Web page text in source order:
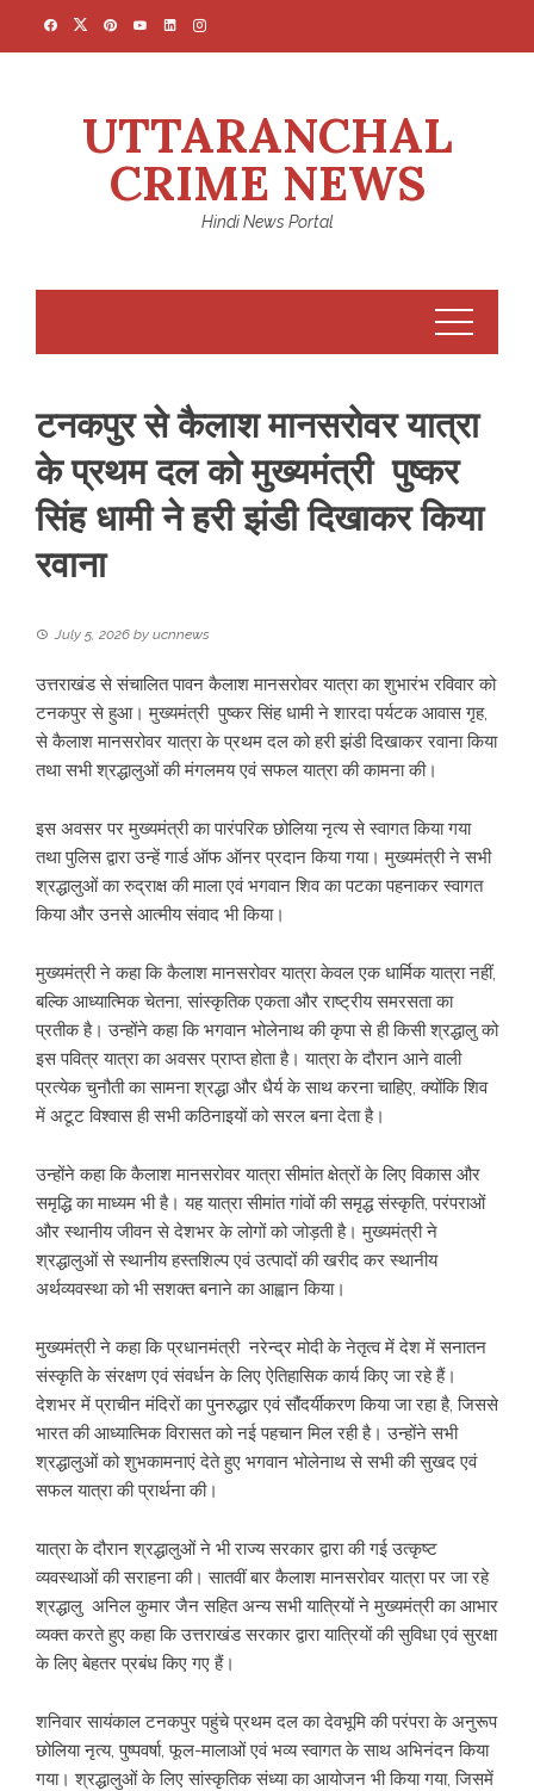
UTTARANCHAL
CRIME NEWS
Hindi News Portal
टनकपुर से कैलाश मानसरोवर यात्रा
के प्रथम दल को मुख्यमंत्री पुष्कर
सिंह धामी ने हरी झंडी दिखाकर किया
रवाना
July 5, 2026 by ucnnews
उत्तराखंड से संचालित पावन कैलाश मानसरोवर यात्रा का शुभारंभ रविवार को
टनकपुर से हुआ। मुख्यमंत्री पुष्कर सिंह धामी ने शारदा पर्यटक आवास गृह,
से कैलाश मानसरोवर यात्रा के प्रथम दल को हरी झंडी दिखाकर रवाना किया
तथा सभी श्रद्धालुओं की मंगलमय एवं सफल यात्रा की कामना की।
इस अवसर पर मुख्यमंत्री का पारंपरिक छोलिया नृत्य से स्वागत किया गया
तथा पुलिस द्वारा उन्हें गार्ड ऑफ ऑनर प्रदान किया गया। मुख्यमंत्री ने सभी
श्रद्धालुओं का रुद्राक्ष की माला एवं भगवान शिव का पटका पहनाकर स्वागत
किया और उनसे आत्मीय संवाद भी किया।
मुख्यमंत्री ने कहा कि कैलाश मानसरोवर यात्रा केवल एक धार्मिक यात्रा नहीं,
बल्कि आध्यात्मिक चेतना, सांस्कृतिक एकता और राष्ट्रीय समरसता का
प्रतीक है। उन्होंने कहा कि भगवान भोलेनाथ की कृपा से ही किसी श्रद्धालु को
इस पवित्र यात्रा का अवसर प्राप्त होता है। यात्रा के दौरान आने वाली
प्रत्येक चुनौती का सामना श्रद्धा और धैर्य के साथ करना चाहिए, क्योंकि शिव
में अटूट विश्वास ही सभी कठिनाइयों को सरल बना देता है।
उन्होंने कहा कि कैलाश मानसरोवर यात्रा सीमांत क्षेत्रों के लिए विकास और
समृद्धि का माध्यम भी है। यह यात्रा सीमांत गांवों की समृद्ध संस्कृति, परंपराओं
और स्थानीय जीवन से देशभर के लोगों को जोड़ती है। मुख्यमंत्री ने
श्रद्धालुओं से स्थानीय हस्तशिल्प एवं उत्पादों की खरीद कर स्थानीय
अर्थव्यवस्था को भी सशक्त बनाने का आह्वान किया।
मुख्यमंत्री ने कहा कि प्रधानमंत्री नरेन्द्र मोदी के नेतृत्व में देश में सनातन
संस्कृति के संरक्षण एवं संवर्धन के लिए ऐतिहासिक कार्य किए जा रहे हैं।
देशभर में प्राचीन मंदिरों का पुनरुद्धार एवं सौंदर्यीकरण किया जा रहा है, जिससे
भारत की आध्यात्मिक विरासत को नई पहचान मिल रही है। उन्होंने सभी
श्रद्धालुओं को शुभकामनाएं देते हुए भगवान भोलेनाथ से सभी की सुखद एवं
सफल यात्रा की प्रार्थना की।
यात्रा के दौरान श्रद्धालुओं ने भी राज्य सरकार द्वारा की गई उत्कृष्ट
व्यवस्थाओं की सराहना की। सातवीं बार कैलाश मानसरोवर यात्रा पर जा रहे
श्रद्धालु अनिल कुमार जैन सहित अन्य सभी यात्रियों ने मुख्यमंत्री का आभार
व्यक्त करते हुए कहा कि उत्तराखंड सरकार द्वारा यात्रियों की सुविधा एवं सुरक्षा
के लिए बेहतर प्रबंध किए गए हैं।
शनिवार सायंकाल टनकपुर पहुंचे प्रथम दल का देवभूमि की परंपरा के अनुरूप
छोलिया नृत्य, पुष्पवर्षा, फूल-मालाओं एवं भव्य स्वागत के साथ अभिनंदन किया
गया। श्रद्धालुओं के लिए सांस्कृतिक संध्या का आयोजन भी किया गया, जिसमें